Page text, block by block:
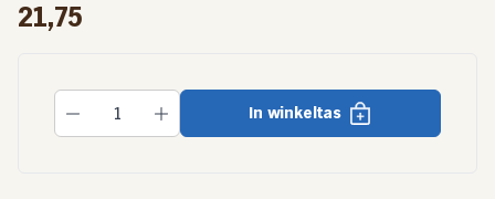
21,75
In winkeltas